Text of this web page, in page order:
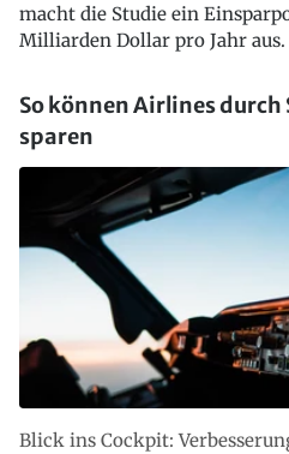
macht die Studie ein
Milliarden Dollar pro Jahr aus.
So können Airlines
sparen
Blick ins Cockpit: